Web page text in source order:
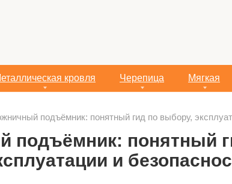
кровля Черепица Мягкая
подъёмник: понятный гид по выбору,
подъёмник: понятный
и